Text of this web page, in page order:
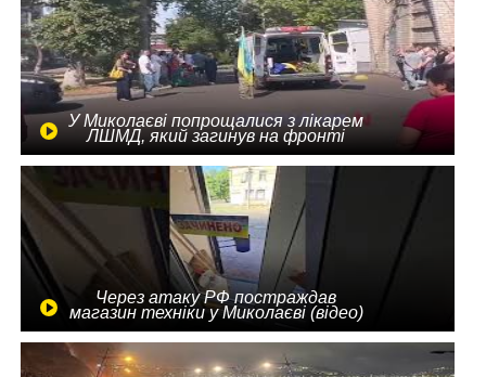
У Миколаєві попрощалися з лікарем
ЛШМД, який загинув на фронті
Через атаку РФ постраждав
магазин техніки у Миколаєві (відео)